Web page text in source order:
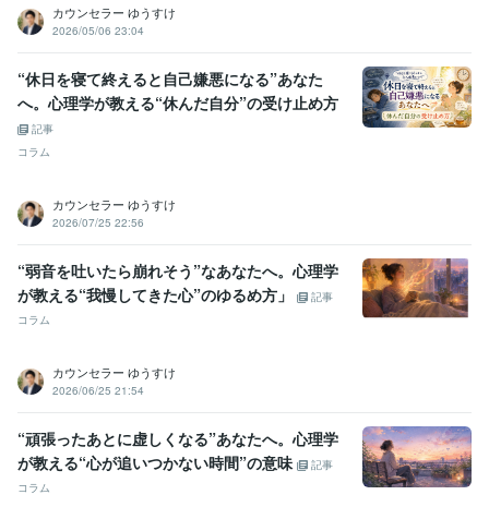
カウンセラー ゆうすけ
2026/05/06 23:04
“休日を寝て終えると自己嫌悪になる”あなた
へ。心理学が教える“休んだ自分”の受け止め方
記事
コラム
カウンセラー ゆうすけ
2026/07/25 22:56
“弱音を吐いたら崩れそう”なあなたへ。心理学
が教える“我慢してきた心”のゆるめ方」
記事
コラム
カウンセラー ゆうすけ
2026/06/25 21:54
“頑張ったあとに虚しくなる”あなたへ。心理学
が教える“心が追いつかない時間”の意味
記事
コラム